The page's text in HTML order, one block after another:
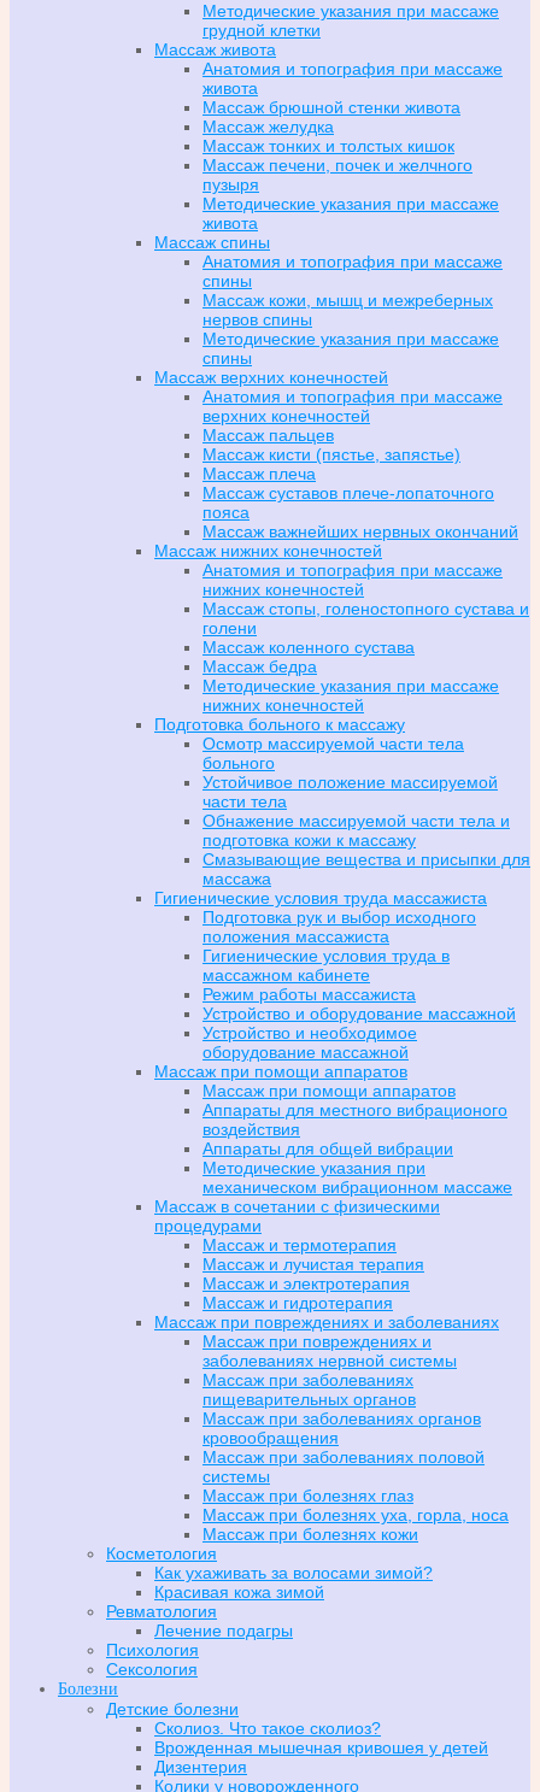
Методические указания при массаже
грудной клетки
Массаж живота
Анатомия и топография при массаже
живота
Массаж брюшной стенки живота
Массаж желудка
Массаж тонких и толстых кишок
Массаж печени, почек и желчного
пузыря
Методические указания при массаже
живота
Массаж спины
Анатомия и топография при массаже
спины
Массаж кожи, мышц и межреберных
нервов спины
Методические указания при массаже
спины
Массаж верхних конечностей
Анатомия и топография при массаже
верхних конечностей
Массаж пальцев
Массаж кисти (пястье, запястье)
Массаж плеча
Массаж суставов плече-лопаточного
пояса
Массаж важнейших нервных окончаний
Массаж нижних конечностей
Анатомия и топография при массаже
нижних конечностей
Массаж стопы, голеностопного сустава и
голени
Массаж коленного сустава
Массаж бедра
Методические указания при массаже
нижних конечностей
Подготовка больного к массажу
Осмотр массируемой части тела
больного
Устойчивое положение массируемой
части тела
Обнажение массируемой части тела и
подготовка кожи к массажу
Смазывающие вещества и присыпки для
массажа
Гигиенические условия труда массажиста
Подготовка рук и выбор исходного
положения массажиста
Гигиенические условия труда в
массажном кабинете
Режим работы массажиста
Устройство и оборудование массажной
Устройство и необходимое
оборудование массажной
Массаж при помощи аппаратов
Массаж при помощи аппаратов
Аппараты для местного вибрационого
воздействия
Аппараты для общей вибрации
Методические указания при
механическом вибрационном массаже
Массаж в сочетании с физическими
процедурами
Массаж и термотерапия
Массаж и лучистая терапия
Массаж и электротерапия
Массаж и гидротерапия
Массаж при повреждениях и заболеваниях
Массаж при повреждениях и
заболеваниях нервной системы
Массаж при заболеваниях
пищеварительных органов
Массаж при заболеваниях органов
кровообращения
Массаж при заболеваниях половой
системы
Массаж при болезнях глаз
Массаж при болезнях уха, горла, носа
Массаж при болезнях кожи
Косметология
Как ухаживать за волосами зимой?
Красивая кожа зимой
Ревматология
Лечение подагры
Психология
Сексология
Болезни
Детские болезни
Сколиоз. Что такое сколиоз?
Врожденная мышечная кривошея у детей
Дизентерия
Колики у новорожденного